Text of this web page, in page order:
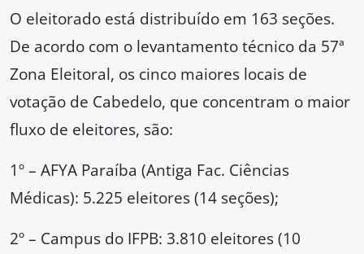
O eleitorado está distribuído em 163 seções.
De acordo com o levantamento técnico da 57ª
Zona Eleitoral, os cinco maiores locais de
votação de Cabedelo, que concentram o maior
fluxo de eleitores, são:
1º – AFYA Paraíba (Antiga Fac. Ciências
Médicas): 5.225 eleitores (14 seções);
2º – Campus do IFPB: 3.810 eleitores (10